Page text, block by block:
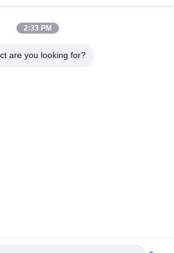
電線とケーブルの耐火性試験機械
8491 電線ケーブル回路の整合性テスト
2:33 PM
are you looking for?